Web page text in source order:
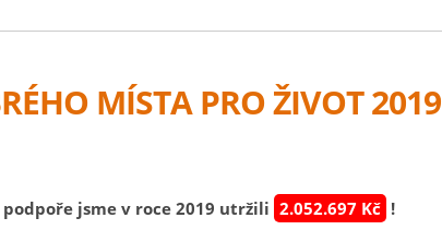
MÍSTA PRO ŽIVOT 2019
podpoře jsme v roce 2019 utržili 2.052.697 Kč !